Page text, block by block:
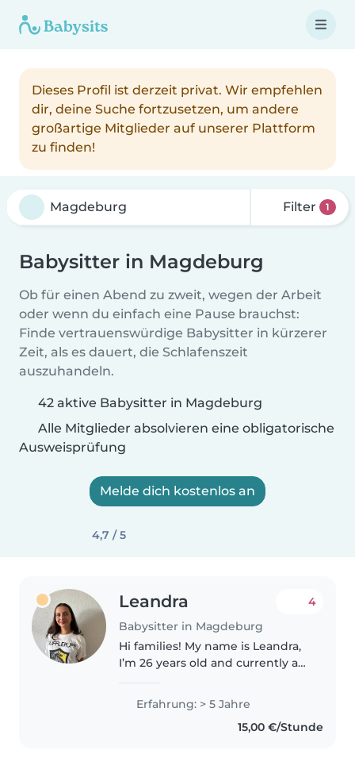
Dieses Profil ist derzeit privat. Wir empfehlen
dir, deine Suche fortzusetzen, um andere
großartige Mitglieder auf unserer Plattform
zu finden!
Filter 1
Babysitter in Magdeburg
Ob für einen Abend zu zweit, wegen der Arbeit
oder wenn du einfach eine Pause brauchst:
Finde vertrauenswürdige Babysitter in kürzerer
Zeit, als es dauert, die Schlafenszeit
auszuhandeln.
42 aktive Babysitter in Magdeburg
Alle Mitglieder absolvieren eine obligatorische
Ausweisprüfung
Melde dich kostenlos an
4,7 / 5
Leandra
Babysitter in Magdeburg
4
Hi families! My name is Leandra,
I’m 26 years old and currently a
I worked as an au pair for three
children (ages 4, 7, and 10), and
Erfahrung: > 5 Jahre
15,00 €/Stunde